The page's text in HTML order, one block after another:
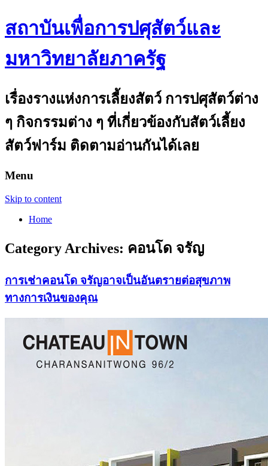
สถาบันเพื่อการปศุสัตว์และ
มหาวิทยาลัยภาครัฐ
เรื่องรางแห่งการเลี้ยงสัตว์ การปศุสัตว์ต่าง
ๆ กิจกรรมต่าง ๆ ที่เกี่ยวข้องกับสัตว์เลี้ยง
สัตว์ฟาร์ม ติดตามอ่านกันได้เลย
Menu
Skip to content
Home
Category Archives: คอนโด จรัญ
การเช่าคอนโด จรัญอาจเป็นอันตรายต่อสุขภาพ
ทางการเงินของคุณ